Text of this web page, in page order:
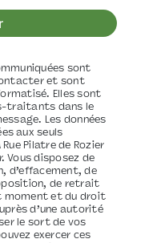
sont
et sont
Elles sont
traitants dans le
Les données
aux seuls
Pilatre de Rozier
Vous disposez de
d’effacement, de
de retrait
moment et du droit
d’une autorité
le sort de vos
exercer ces